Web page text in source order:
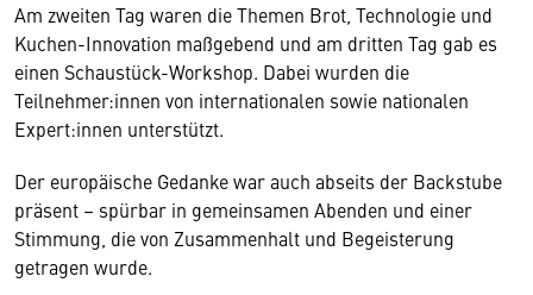
Am zweiten Tag waren die Themen Brot, Technologie und
Kuchen-Innovation maßgebend und am dritten Tag gab es
einen Schaustück-Workshop. Dabei wurden die
Teilnehmer:innen von internationalen sowie nationalen
Expert:innen unterstützt.
Der europäische Gedanke war auch abseits der Backstube
präsent – spürbar in gemeinsamen Abenden und einer
Stimmung, die von Zusammenhalt und Begeisterung
getragen wurde.